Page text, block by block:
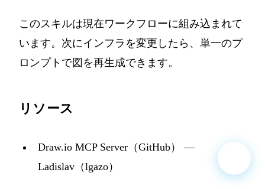
このスキルは現在ワークフローに組み込まれて
います。次にインフラを変更したら、単一のプ
ロンプトで図を再生成できます。
リソース
Draw.io MCP Server（GitHub）
—
Ladislav（lgazo）